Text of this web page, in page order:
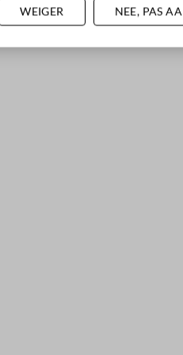
WEIGER NEE, PAS